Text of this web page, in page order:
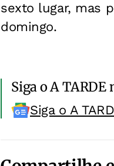
sexto lugar, mas
domingo.
Siga o A TARDE
Siga o A